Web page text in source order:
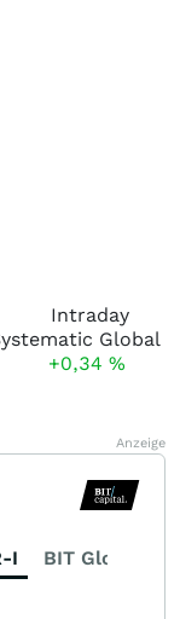
Intraday
+0,34 %
Anzeige
I BIT Global